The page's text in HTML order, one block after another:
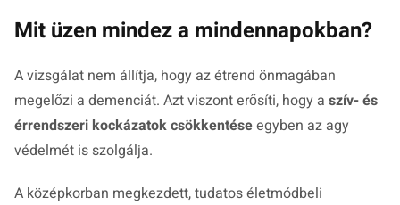
Mit üzen mindez a mindennapokban?
A vizsgálat nem állítja, hogy az étrend önmagában
megelőzi a demenciát. Azt viszont erősíti, hogy a szív- és
érrendszeri kockázatok csökkentéseegyben az agy
védelmét is szolgálja.
A középkorban megkezdett, tudatos életmódbeli